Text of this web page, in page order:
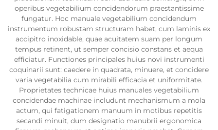
operibus vegetabilium concidendorum praestantissime
fungatur. Hoc manuale vegetabilium concidendum
instrumentum robustam structuram habet, cum laminis ex
accipitro inoxidable, quae acuitatem suam per longum
tempus retinent, ut semper concisio constans et aequa
efficiatur. Functiones principales huius novi instrumenti
coquinarii sunt: caedere in quadrata, minuere, et concidere
varia vegetabilia cum mirabili efficacia et uniformitate.
Proprietates technicae huius manuales vegetabilium
concidendae machinae includunt mechanismum a mola
actum, qui fatigationem manuum in motibus repetitis
secandi minuit, dum designatio manubrii ergonomica